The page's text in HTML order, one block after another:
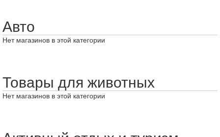
Авто
Нет магазинов в этой категории
Товары для животных
Нет магазинов в этой категории